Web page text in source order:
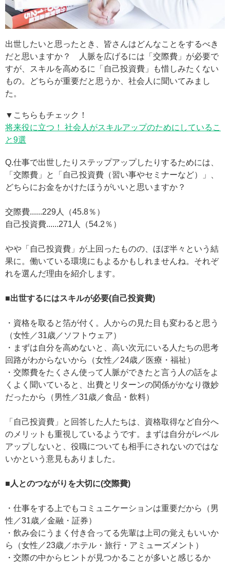
出世したいと思ったとき、皆さんはどんなことをするべき
だと思いますか？ 人脈を広げるには「交際費」が必要で
すが、スキルを高めるに「自己投資費」も惜しみたくない
もの。どちらが重要だと思うか、社会人に聞いてみまし
た。
▼こちらもチェック！
将来役に立つ！ 社会人がスキルアップのためにしているこ
と9選
Q.仕事で出世したりステップアップしたりするためには、
「交際費」と「自己投資費（習い事やセミナーなど）」、
どちらにお金をかけたほうがいいと思いますか？
交際費......229人（45.8％）
自己投資費......271人（54.2％）
やや「自己投資費」が上回ったものの、ほぼ半々という結
果に。働いている環境にもよるかもしれませんね。それぞ
れを選んだ理由を紹介します。
■出世するにはスキルが必要(自己投資費)
・資格を取ると箔が付く。人からの見た目も変わると思う
（女性／31歳／ソフトウェア）
・まずは自分を高めないと、高い次元にいる人たちの思考
回路がわからないから（女性／24歳／医療・福祉）
・交際費をたくさん使って人脈ができたと言う人の話をよ
くよく聞いていると、出費とリターンの関係がかなり微妙
だったから（男性／31歳／食品・飲料）
「自己投資費」と回答した人たちは、資格取得など自分へ
のメリットも重視しているようです。まずは自分がレベル
アップしないと、役職についても相手にされないのではな
いかという意見もありました。
■人とのつながりを大切に(交際費)
・仕事をする上でもコミュニケーションは重要だから（男
性／31歳／金融・証券）
・飲み会にうまく付き合ってる先輩は上司の覚えもいいか
ら（女性／23歳／ホテル・旅行・アミューズメント）
・交際の中からヒントが見つかることが多いと感じるか